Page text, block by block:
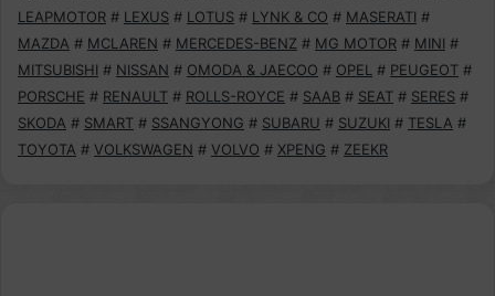
LEAPMOTOR # LEXUS # LOTUS # LYNK & CO # MASERATI #
MAZDA # MCLAREN # MERCEDES-BENZ # MG MOTOR # MINI #
MITSUBISHI # NISSAN # OMODA & JAECOO # OPEL # PEUGEOT #
PORSCHE # RENAULT # ROLLS-ROYCE # SAAB # SEAT # SERES #
SKODA # SMART # SSANGYONG # SUBARU # SUZUKI # TESLA #
TOYOTA # VOLKSWAGEN # VOLVO # XPENG # ZEEKR